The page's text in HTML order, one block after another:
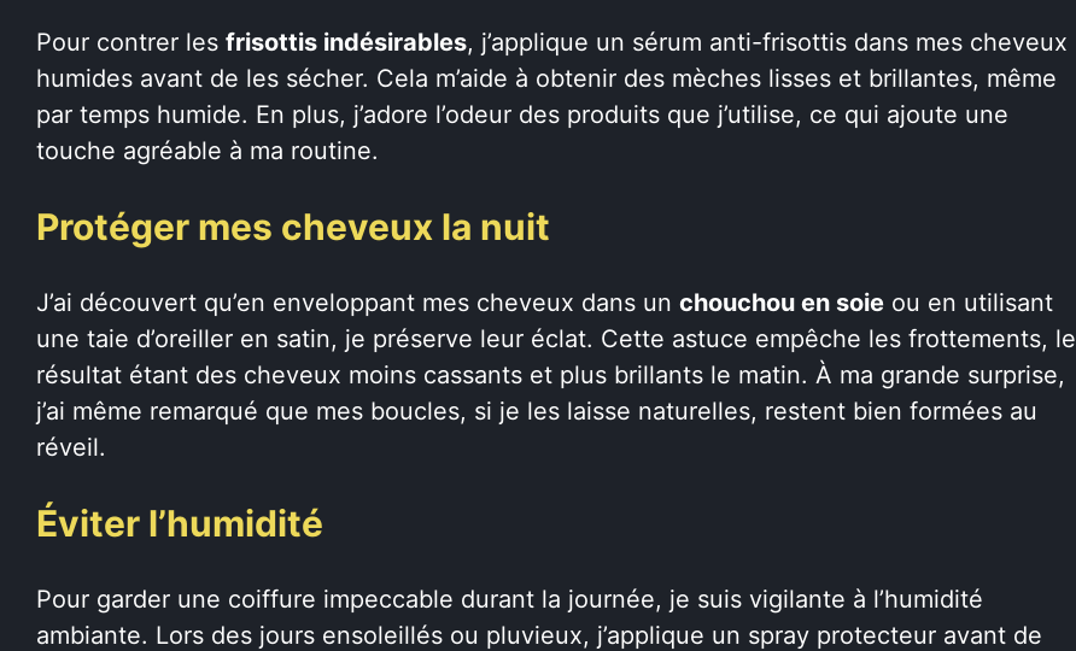
Pour contrer les frisottis indésirables, j’applique un sérum anti-frisottis dans mes cheveux
humides avant de les sécher. Cela m’aide à obtenir des mèches lisses et brillantes, même
par temps humide. En plus, j’adore l’odeur des produits que j’utilise, ce qui ajoute une
touche agréable à ma routine.
Protéger mes cheveux la nuit
J’ai découvert qu’en enveloppant mes cheveux dans un chouchou en soie ou en utilisant
une taie d’oreiller en satin, je préserve leur éclat. Cette astuce empêche les frottements, le
résultat étant des cheveux moins cassants et plus brillants le matin. À ma grande surprise,
j’ai même remarqué que mes boucles, si je les laisse naturelles, restent bien formées au
réveil.
Éviter l’humidité
Pour garder une coiffure impeccable durant la journée, je suis vigilante à l’humidité
ambiante. Lors des jours ensoleillés ou pluvieux, j’applique un spray protecteur avant de